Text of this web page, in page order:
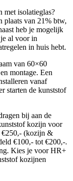
met isolatieglas?
plaats van 21% btw,
heb je mogelijk
al voor in
in huis hebt.
van 60×60
montage. Een
vanaf
starten de kunststof
bij aan de
kozijn voor
€250,- (kozijn &
€100,- tot €200,-.
Kies je voor HR+
kozijnen